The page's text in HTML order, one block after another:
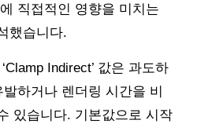
직접적인 영향을 미치는
했습니다.
Indirect’ 값은 과도하
하거나 렌더링 시간을 비
있습니다. 기본값으로 시작